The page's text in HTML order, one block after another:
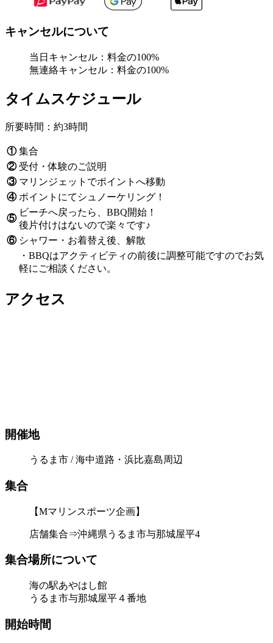
キャンセルについて
当日キャンセル：料金の100%
無連絡キャンセル：料金の100%
タイムスケジュール
所要時間：約3時間
① 集合
② 受付・体験のご説明
③ マリンジェットでポイントへ移動
④ ポイントにてシュノーケリング！
⑤
ビーチへ戻ったら、BBQ開始！
後片付けはないので楽々です♪
⑥ シャワー・お着替え後、解散
・BBQはアクティビティの前後に調整可能ですのでお気
軽にご相談ください。
アクセス
開催地
うるま市 / 海中道路・浜比嘉島周辺
集合
【Mマリンスポーツ企画】
店舗集合⇒沖縄県うるま市与那城屋平4
集合場所について
海の駅あやはし館
うるま市与那城屋平４番地
開始時間